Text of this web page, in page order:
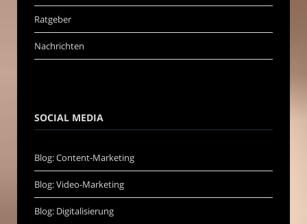
Ratgeber
Nachrichten
SOCIAL MEDIA
Blog: Content-Marketing
Blog: Video-Marketing
Blog: Digitalisierung